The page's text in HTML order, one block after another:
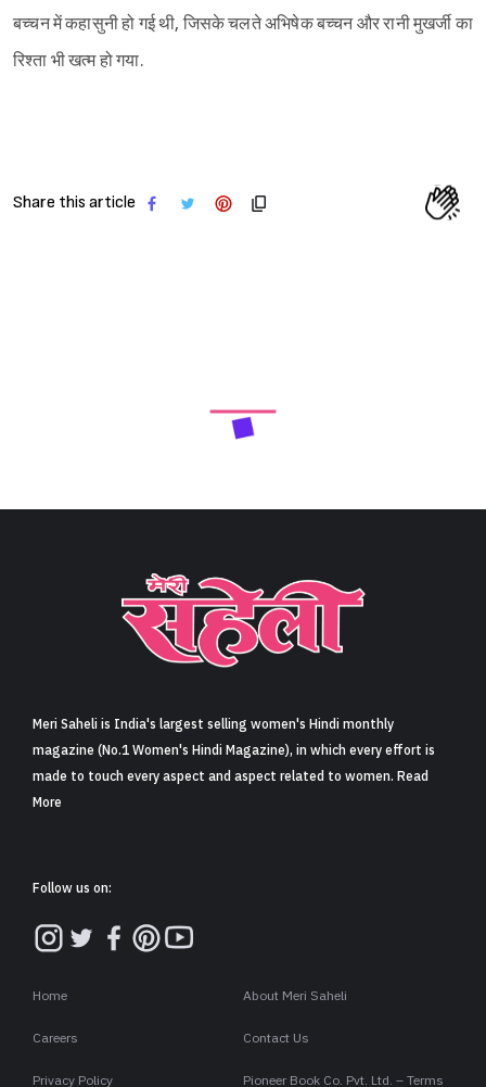
बच्चन में कहासुनी हो गई थी, जिसके चलते अभिषेक बच्चन और रानी मुखर्जी का
रिश्ता भी खत्म हो गया.
Share this article
Meri Saheli is India's largest selling women's Hindi monthly
magazine (No.1 Women's Hindi Magazine), in which every effort is
made to touch every aspect and aspect related to women. Read
More
Follow us on:
Home About Meri Saheli
Careers Contact Us
Privacy Policy Pioneer Book Co. Pvt. Ltd. – Terms